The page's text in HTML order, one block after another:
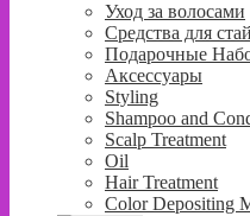
Уход за волосами
Средства для
Подарочные
Аксессуары
Styling
Shampoo and
Scalp Treatment
Oil
Hair Treatment
Color Depositing